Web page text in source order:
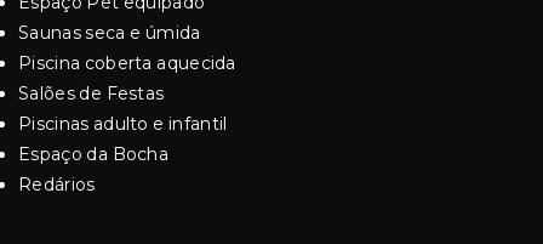
Saunas seca e úmida
Piscina coberta aquecida
Salões de Festas
Piscinas adulto e infantil
Espaço da Bocha
Redários